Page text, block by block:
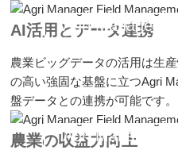
Agri Manager
AI活用とデータ連携
農業ビッグデータの活用は生
の高い強固な基盤に立つAgri
盤データとの連携が可能です。
Agri Manager
農業の収益力向上